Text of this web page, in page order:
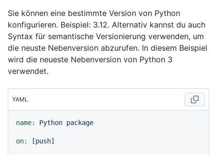
Sie können eine bestimmte Version von Python
konfigurieren. Beispiel: 3.12. Alternativ kannst du auch
Syntax für semantische Versionierung verwenden, um
die neuste Nebenversion abzurufen. In diesem Beispiel
wird die neueste Nebenversion von Python 3
verwendet.
YAML
name: Python package
on: [push]